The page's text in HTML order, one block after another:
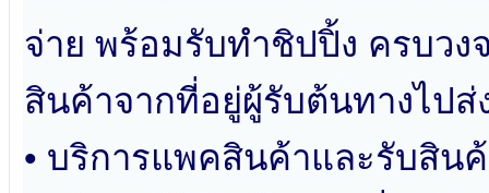
จ่าย พร้อมรับทำชิปปิ้ง ครบวง
สินค้าจากที่อยู่ผู้รับต้นทางไป
• บริการแพคสินค้าและรับสิน